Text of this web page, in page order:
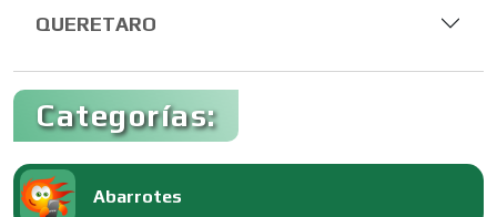
QUERETARO
Categorías:
Abarrotes